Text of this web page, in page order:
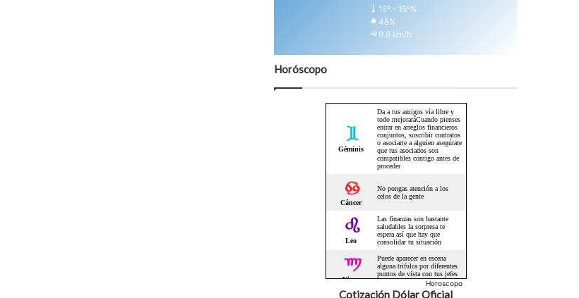
15º - 15º%
48%
9.6 km/h
Horóscopo
Horoscopo
Cotización Dólar Oficial